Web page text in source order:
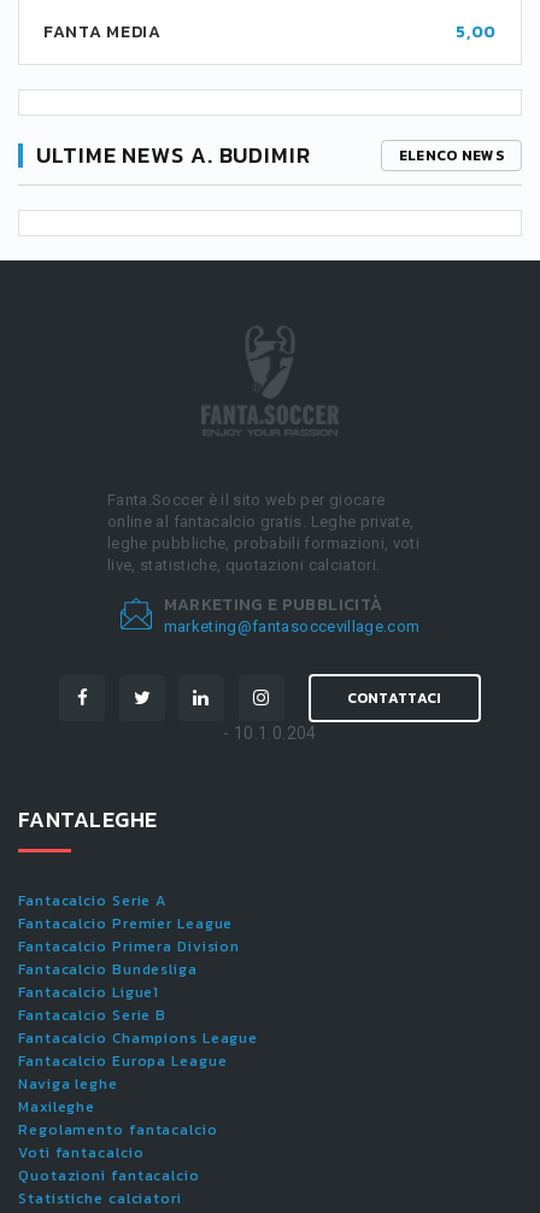
FANTA MEDIA 5,00
ULTIME NEWS A. BUDIMIR ELENCO NEWS
Fanta.Soccer è il sito web per giocare
online al fantacalcio gratis. Leghe private,
leghe pubbliche, probabili formazioni, voti
live, statistiche, quotazioni calciatori.
MARKETING E PUBBLICITÀ
marketing@fantasoccevillage.com
CONTATTACI
- 10.1.0.204
FANTALEGHE
Fantacalcio Serie A
Fantacalcio Premier League
Fantacalcio Primera Division
Fantacalcio Bundesliga
Fantacalcio Ligue1
Fantacalcio Serie B
Fantacalcio Champions League
Fantacalcio Europa League
Naviga leghe
Maxileghe
Regolamento fantacalcio
Voti fantacalcio
Quotazioni fantacalcio
Statistiche calciatori